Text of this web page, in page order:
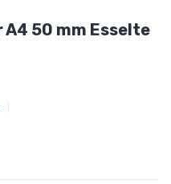
A4 50 mm Esselte